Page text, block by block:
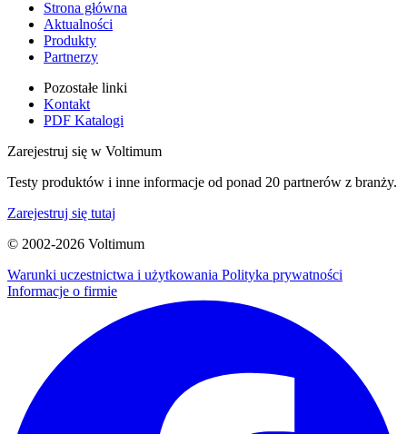
Strona główna
Aktualności
Produkty
Partnerzy
Pozostałe linki
Kontakt
PDF Katalogi
Zarejestruj się w Voltimum
Testy produktów i inne informacje od ponad 20 partnerów z branży.
Zarejestruj się tutaj
© 2002-2026 Voltimum
Warunki uczestnictwa i użytkowania Polityka prywatności
Informacje o firmie